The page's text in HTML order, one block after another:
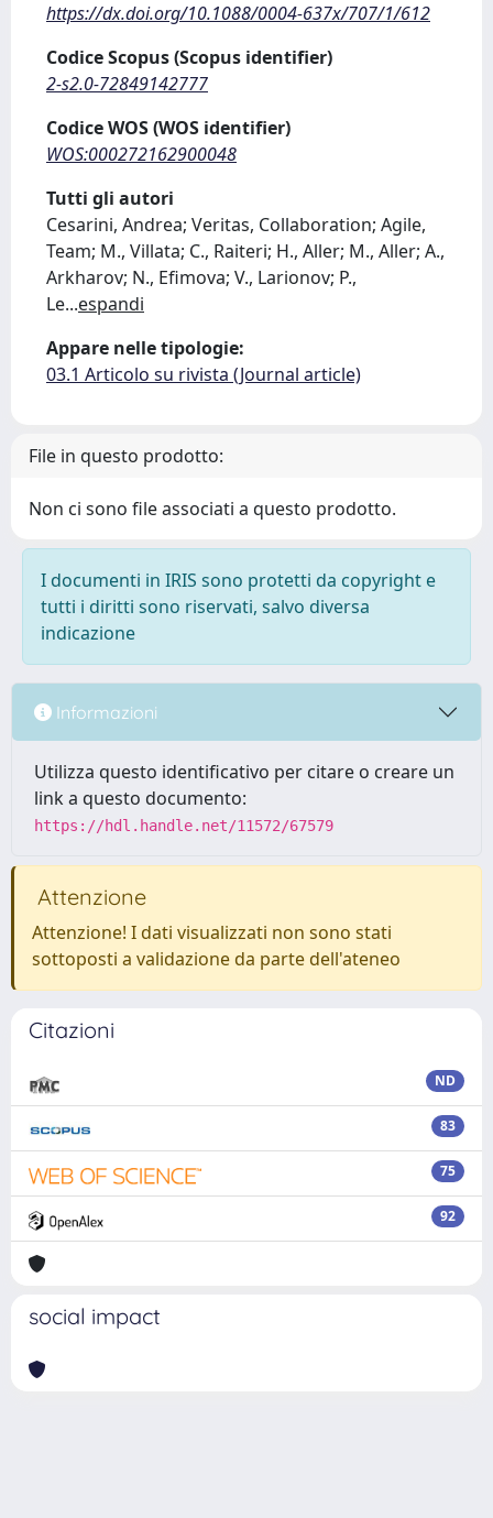
https://dx.doi.org/10.1088/0004-637x/707/1/612
Codice Scopus (Scopus identifier)
2-s2.0-72849142777
Codice WOS (WOS identifier)
WOS:000272162900048
Tutti gli autori
Cesarini, Andrea; Veritas, Collaboration; Agile,
Team; M., Villata; C., Raiteri; H., Aller; M., Aller; A.,
Arkharov; N., Efimova; V., Larionov; P.,
Le...espandi
Appare nelle tipologie:
03.1 Articolo su rivista (Journal article)
File in questo prodotto:
Non ci sono file associati a questo prodotto.
I documenti in IRIS sono protetti da copyright e
tutti i diritti sono riservati, salvo diversa
indicazione
Informazioni
Utilizza questo identificativo per citare o creare un
link a questo documento:
https://hdl.handle.net/11572/67579
Attenzione
Attenzione! I dati visualizzati non sono stati
sottoposti a validazione da parte dell'ateneo
Citazioni
ND
83
75
92
social impact